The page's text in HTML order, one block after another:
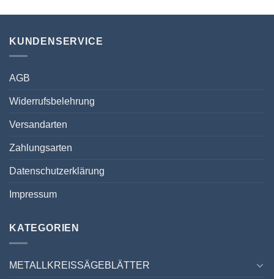
KUNDENSERVICE
AGB
Widerrufsbelehrung
Versandarten
Zahlungsarten
Datenschutzerklärung
Impressum
KATEGORIEN
METALLKREISSÄGEBLÄTTER